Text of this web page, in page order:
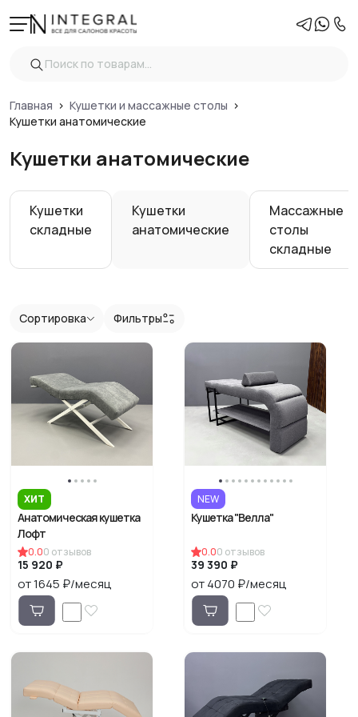
Главная
Кушетки и массажные столы
Кушетки анатомические
Кушетки анатомические
Кушетки
складные
Кушетки
анатомические
Массажные
столы
складные
Очистить
Конструкция
Электромотор
Сортировка Фильтры
ХИТ
Анатомическая кушетка
Лофт
0.00 отзывов
15 920 ₽
от 1645 ₽/месяц
NEW
Кушетка "Велла"
0.00 отзывов
39 390 ₽
от 4070 ₽/месяц